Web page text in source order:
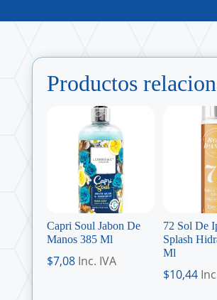
Productos
Capri Soul Jabon De
Manos 385 Ml
$7,08 Inc. IVA
72 Sol De
Splash
Ml
$10,44